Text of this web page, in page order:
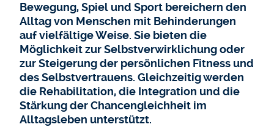
Bewegung, Spiel und Sport bereichern den
Alltag von Menschen mit Behinderungen
auf vielfältige Weise. Sie bieten die
Möglichkeit zur Selbstverwirklichung oder
zur Steigerung der persönlichen Fitness und
des Selbstvertrauens. Gleichzeitig werden
die Rehabilitation, die Integration und die
Stärkung der Chancengleichheit im
Alltagsleben unterstützt.